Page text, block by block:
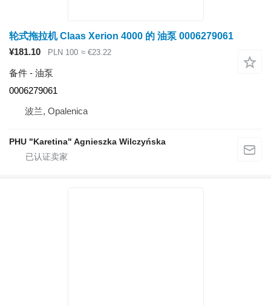
轮式拖拉机 Claas Xerion 4000 的 油泵 0006279061
¥181.10
PLN 100 ≈ €23.22
备件 - 油泵
0006279061
波兰, Opalenica
PHU "Karetina" Agnieszka Wilczyńska